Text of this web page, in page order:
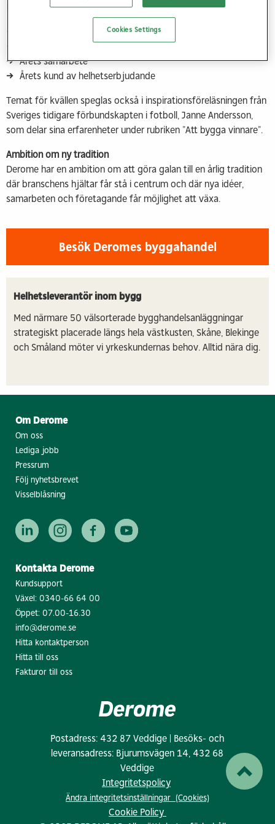
kategorier:
Årets samarbete
Årets kund av helhetserbjudande
Temat för kvällen speglas också i inspirationsföreläsningen från
Sveriges tidigare förbundskapten i fotboll, Janne Andersson,
som delar sina erfarenheter under rubriken ”Att bygga vinnare”.
Ambition om ny tradition
Derome har en ambition om att göra galan till en årlig tradition
där branschens hjältar får stå i centrum och där nya idéer,
samarbeten och företagande får möjlighet att växa.
Besök Deromes byggahandel
Helhetsleverantör inom bygg
Med närmare 50 välsorterade bygghandelsanläggningar
strategiskt placerade längs hela västkusten, Skåne, Blekinge
och Småland möter vi yrkeskundernas behov. Alltid nära dig.
Om Derome
Om oss
Lediga jobb
Pressrum
Följ nyhetsbrevet
Visselblåsning
Kontakta Derome
Kundsupport
Växel: 0340-66 64 00
Öppet: 07.00-16.30
info@derome.se
Hitta kontaktperson
Hitta till oss
Fakturor till oss
Postadress: 432 87 Veddige | Besöks- och
leveransadress: Bjurumsvägen 14, 432 68
Veddige
Integritetspolicy
Ändra integritetsinställningar (Cookies)
Cookie Policy
Cookies Settings